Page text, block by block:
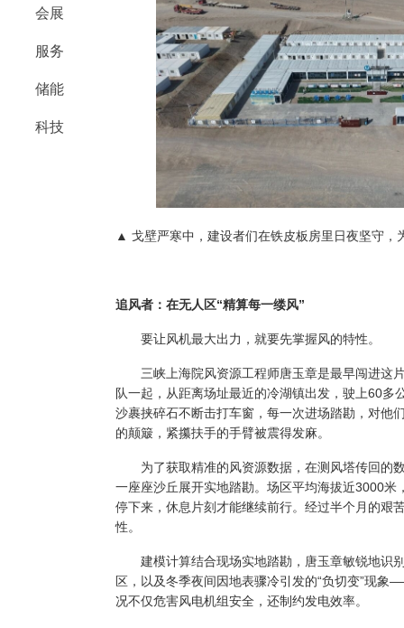
会展
服务
储能
科技
▲ 戈壁严寒中，建设者们在铁皮板房里日夜坚守，
追风者：在无人区“精算每一缕风”
要让风机最大出力，就要先掌握风的特性。
三峡上海院风资源工程师唐玉章是最早闯进这片
队一起，从距离场址最近的冷湖镇出发，驶上60多
沙裹挟碎石不断击打车窗，每一次进场踏勘，对
的颠簸，紧攥扶手的手臂被震得发麻。
为了获取精准的风资源数据，在测风塔传回的数
一座座沙丘展开实地踏勘。场区平均海拔近3000
停下来，休息片刻才能继续前行。经过半个月的艰
性。
建模计算结合现场实地踏勘，唐玉章敏锐地识
区，以及冬季夜间因地表骤冷引发的“负切变”现
况不仅危害风电机组安全，还制约发电效率。